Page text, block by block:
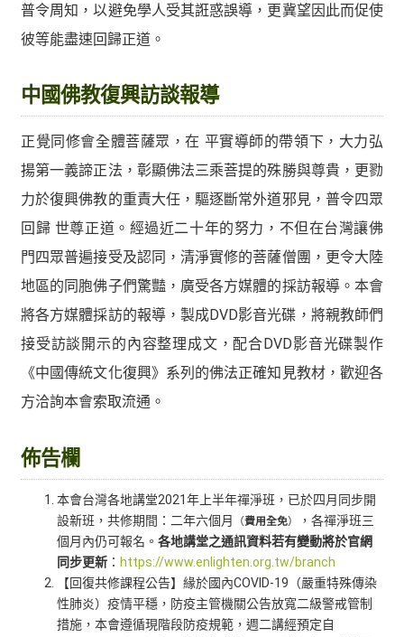
普令周知，以避免學人受其誑惑誤導，更冀望因此而促使
彼等能盡速回歸正道。
中國佛教復興訪談報導
正覺同修會全體菩薩眾，在 平實導師的帶領下，大力弘
揚第一義諦正法，彰顯佛法三乘菩提的殊勝與尊貴，更勠
力於復興佛教的重責大任，驅逐斷常外道邪見，普令四眾
回歸 世尊正道。經過近二十年的努力，不但在台灣讓佛
門四眾普遍接受及認同，清淨實修的菩薩僧團，更令大陸
地區的同胞佛子們驚豔，廣受各方媒體的採訪報導。本會
將各方媒體採訪的報導，製成DVD影音光碟，將親教師們
接受訪談開示的內容整理成文，配合DVD影音光碟製作
《中國傳統文化復興》系列的佛法正確知見教材，歡迎各
方洽詢本會索取流通。
佈告欄
本會台灣各地講堂2021年上半年禪淨班，已於四月同步開
設新班，共修期間：二年六個月
（費用全免）
，各禪淨班三
個月內仍可報名。 各地講堂之通訊資料若有變動將於官網
同步更新 ： https://www.enlighten.org.tw/branch
【回復共修課程公告】緣於國內COVID-19（嚴重特殊傳染
性肺炎）疫情平穩，防疫主管機關公告放寬二級警戒管制
措施，本會遵循現階段防疫規範，週二講經預定自